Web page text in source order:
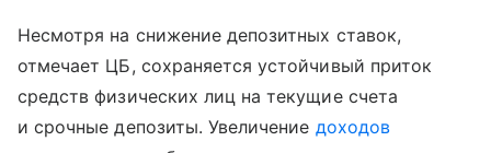
Несмотря на снижение депозитных ставок,
отмечает ЦБ, сохраняется устойчивый приток
средств физических лиц на текущие счета
и срочные депозиты. Увеличение доходов